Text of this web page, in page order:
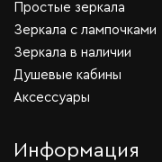
Простые зеркала
Зеркала с лампочками
Зеркала в наличии
Душевые кабины
Аксессуары
Информация